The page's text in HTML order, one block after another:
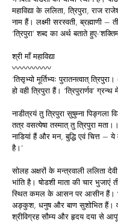
महाविद्या के ललिता, त्रिपुरा, राज
नाम हैं। लक्ष्मी सरस्वती, ब्रह्माणी –
‘त्रिपुरा’ शब्द का अर्थ बताते हुए-
श्री माँ महाविद्या
〰〰〰〰〰
‘तिसृभ्यो मूर्तिभ्यः पुरातनत्वात्
हो वही त्रिपुरा हैं। ‘त्रिपुरार्णव’
नाडीत्रयं तु त्रिपुरा सुषुम्ना पिङ्गला
तत्र वसत्येषा तस्मात् तु त्रिपुरा
नाडियां हैं और मन, बुद्धि एवं चित्त –
है।’
सोलह अक्षरों के मन्त्रवाली ललिता
भांति है। षोडशी माता की चार
स्थित कमल के आसन पर आसीन हैं।
अङ्कुश, धनुष और बाण सुशोभित हैं।
श्रीविग्रह सौम्य और हृदय दया से